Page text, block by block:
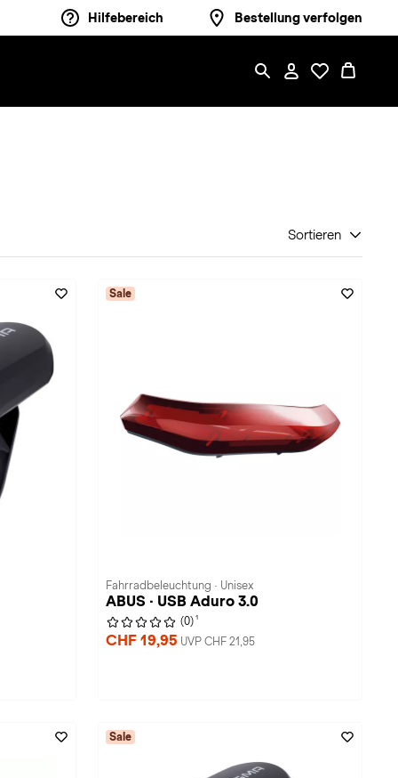
Hilfebereich Bestellung verfolgen
Sortieren
Sale
Fahrradbeleuchtung · Unisex
ABUS · USB Aduro 3.0
(0) 1
CHF 19,95 UVP CHF 21,95
Sale